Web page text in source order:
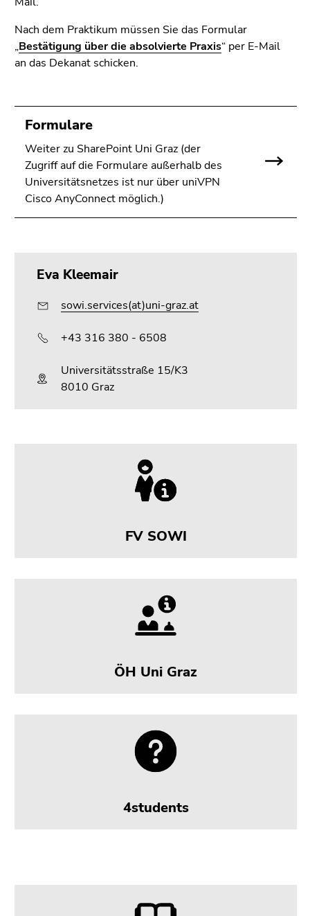
Nach dem Praktikum müssen Sie das Formular
„Bestätigung über die absolvierte Praxis“ per E-Mail
an das Dekanat schicken.
Formulare
Weiter zu SharePoint Uni Graz (der
Zugriff auf die Formulare außerhalb des
Universitätsnetzes ist nur über uniVPN
Cisco AnyConnect möglich.)
Eva Kleemair
sowi.services(at)uni-graz.at
+43 316 380 - 6508
Universitätsstraße 15/K3
8010 Graz
FV SOWI
ÖH Uni Graz
4students